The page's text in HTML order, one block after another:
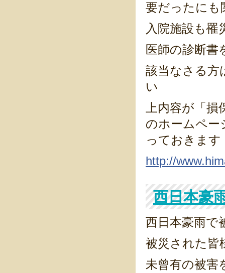
要だったにも
入院施設も罹
医師の診断書
該当なさる方
い
上内容が「
のホームペー
っておきます
http://
西日本豪
西日本豪雨で
被災された皆
未曾有の被害